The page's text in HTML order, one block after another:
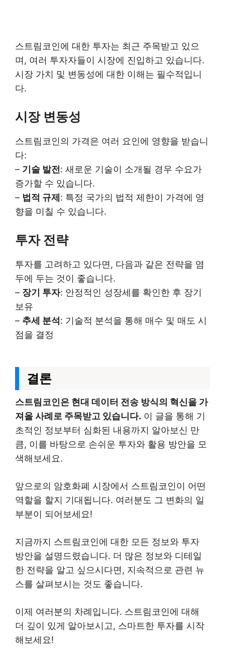
스트림코인에 대한 투자는 최근 주목받고 있으
며, 여러 투자자들이 시장에 진입하고 있습니다.
시장 가치 및 변동성에 대한 이해는 필수적입니
다.
시장 변동성
스트림코인의 가격은 여러 요인에 영향을 받습니
다:
– 기술 발전 : 새로운 기술이 소개될 경우 수요가
증가할 수 있습니다.
– 법적 규제 : 특정 국가의 법적 제한이 가격에 영
향을 미칠 수 있습니다.
투자 전략
투자를 고려하고 있다면, 다음과 같은 전략을 염
두에 두는 것이 좋습니다.
– 장기 투자: 안정적인 성장세를 확인한 후 장기
보유
– 추세 분석 : 기술적 분석을 통해 매수 및 매도 시
점을 결정
결론
스트림코인은 현대 데이터 전송 방식의 혁신을 가
져올 사례로 주목받고 있습니다. 이 글을 통해 기
초적인 정보부터 심화된 내용까지 알아보신 만
큼, 이를 바탕으로 손쉬운 투자와 활용 방안을 모
색해보세요.
앞으로의 암호화폐 시장에서 스트림코인이 어떤
역할을 할지 기대됩니다. 여러분도 그 변화의 일
부분이 되어보세요!
지금까지 스트림코인에 대한 모든 정보와 투자
방안을 설명드렸습니다. 더 많은 정보와 디테일
한 전략을 알고 싶으시다면, 지속적으로 관련 뉴
스를 살펴보시는 것도 좋습니다.
이제 여러분의 차례입니다. 스트림코인에 대해
더 깊이 있게 알아보시고, 스마트한 투자를 시작
해보세요!